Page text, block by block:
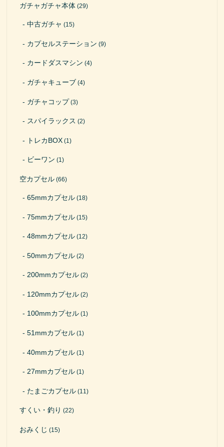
ガチャガチャ本体 (29)
中古ガチャ (15)
カプセルステーション (9)
カードダスマシン (4)
ガチャキューブ (4)
ガチャコップ(3)
スパイラックス (2)
トレカBOX (1)
ビーワン (1)
空カプセル (66)
65mmカプセル (18)
75mmカプセル (15)
48mmカプセル (12)
50mmカプセル (2)
200mmカプセル (2)
120mmカプセル (2)
100mmカプセル (1)
51mmカプセル (1)
40mmカプセル (1)
27mmカプセル (1)
たまごカプセル (11)
すくい・釣り (22)
おみくじ (15)